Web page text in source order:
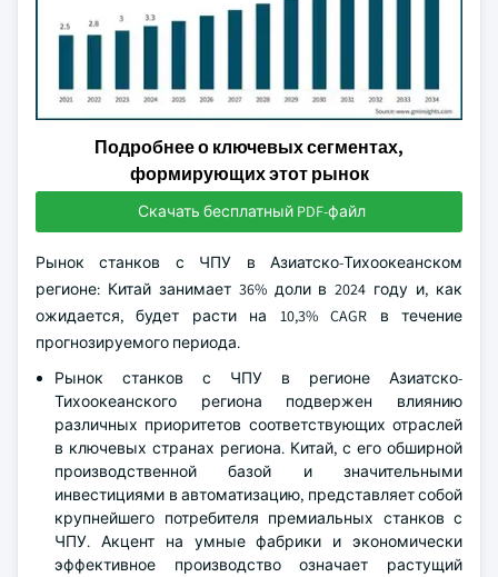
Подробнее о ключевых сегментах,
формирующих этот рынок
Скачать бесплатный PDF-файл
Рынок станков с ЧПУ в Азиатско-Тихоокеанском
регионе: Китай занимает 36% доли в 2024 году и, как
ожидается, будет расти на 10,3% CAGR в течение
прогнозируемого периода.
Рынок станков с ЧПУ в регионе Азиатско-
Тихоокеанского региона подвержен влиянию
различных приоритетов соответствующих отраслей
в ключевых странах региона. Китай, с его обширной
производственной базой и значительными
инвестициями в автоматизацию, представляет собой
крупнейшего потребителя премиальных станков с
ЧПУ. Акцент на умные фабрики и экономически
эффективное производство означает растущий